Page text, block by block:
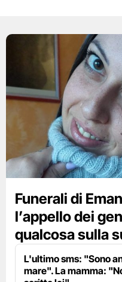
Funerali di
l’appello dei
qualcosa sulla
L'ultimo sms: "Sono
mare". La mamma: